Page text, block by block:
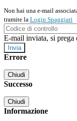
Non hai una e-mail
tramite la Login Spaggiari
E-mail inviata, si prega
Errore
Chiudi
Successo
Chiudi
Informazione